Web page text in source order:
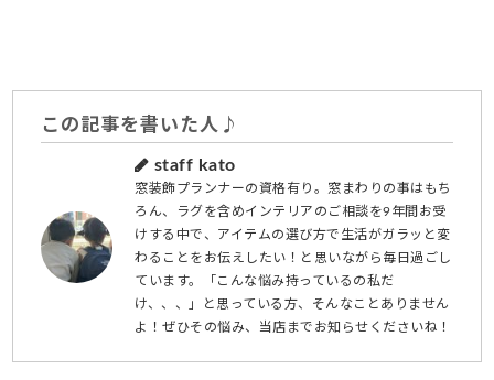
この記事を書いた人♪
staff kato
窓装飾プランナーの資格有り。窓まわりの事はもち
ろん、ラグを含めインテリアのご相談を9年間お受
けする中で、アイテムの選び方で生活がガラッと変
わることをお伝えしたい！と思いながら毎日過ごし
ています。「こんな悩み持っているの私だ
け、、、」と思っている方、そんなことありません
よ！ぜひその悩み、当店までお知らせくださいね！